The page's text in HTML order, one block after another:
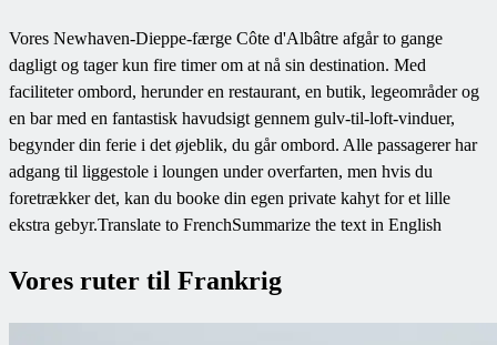
Vores Newhaven-Dieppe-færge Côte d'Albâtre afgår to gange
dagligt og tager kun fire timer om at nå sin destination. Med
faciliteter ombord, herunder en restaurant, en butik, legeområder og
en bar med en fantastisk havudsigt gennem gulv-til-loft-vinduer,
begynder din ferie i det øjeblik, du går ombord. Alle passagerer har
adgang til liggestole i loungen under overfarten, men hvis du
foretrækker det, kan du booke din egen private kahyt for et lille
ekstra gebyr.Translate to FrenchSummarize the text in English
Vores ruter til Frankrig